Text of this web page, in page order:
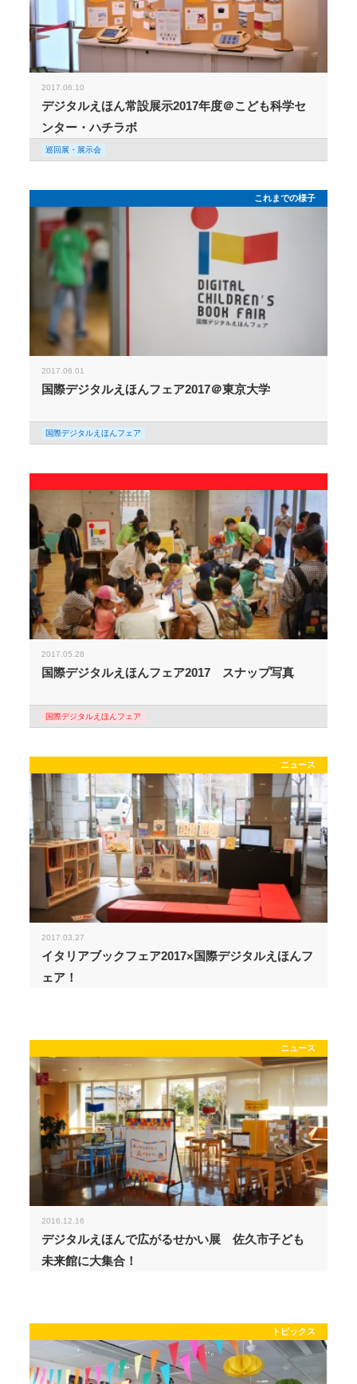
2017.06.10
デジタルえほん常設展示2017年度＠こども科学セ
ンター・ハチラボ
巡回展・展示会
これまでの様子
2017.06.01
国際デジタルえほんフェア2017＠東京大学
国際デジタルえほんフェア
2017.05.28
国際デジタルえほんフェア2017 スナップ写真
国際デジタルえほんフェア
ニュース
2017.03.27
イタリアブックフェア2017×国際デジタルえほんフ
ェア！
ニュース
2016.12.16
デジタルえほんで広がるせかい展 佐久市子ども
未来館に大集合！
トピックス